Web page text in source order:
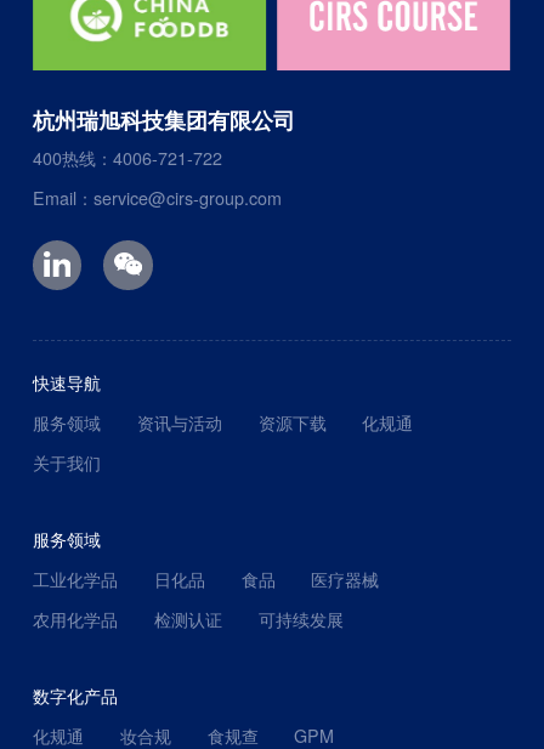
杭州瑞旭科技集团有限公司
400热线：4006-721-722
Email：service@cirs-group.com
快速导航
服务领域
资讯与活动 资源下载
化规通
关于我们
服务领域
工业化学品
日化品 食品
医疗器械
农用化学品
检测认证 可持续发展
数字化产品
化规通
妆合规 食规查 GPM